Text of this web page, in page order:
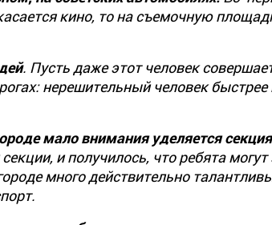
кино, то на съемочную
. Пусть даже этот человек
нерешительный человек
мало внимания уделяется
и получилось, что ребята
много действительно